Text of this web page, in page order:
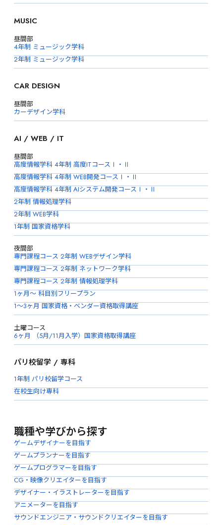
MUSIC
昼間部
4年制 ミュージック学科
2年制 ミュージック学科
CAR DESIGN
昼間部
カーデザイン学科
AI / WEB / IT
昼間部
高度情報学科 4年制 高度ITコースⅠ・Ⅱ
高度情報学科 4年制 WEB開発コースⅠ・Ⅱ
高度情報学科 4年制 AIシステム開発コースⅠ・Ⅱ
2年制 情報処理学科
2年制 WEB学科
1年制 国家資格学科
夜間部
専門課程コース 2年制 WEBデザイン学科
専門課程コース 2年制 ネットワーク学科
専門課程コース 2年制 情報処理学科
1ヶ月〜 科目別フリープラン
1〜3ヶ月 国家資格・ベンダー資格取得講座
土曜コース
6ヶ月 （5月/11月入学）国家資格取得講座
パリ校留学 / 専科
1年制 パリ校留学コース
在校生向け専科
職種や学びから探す
ゲームデザイナーを目指す
ゲームプランナーを目指す
ゲームプログラマーを目指す
CG・映像クリエイターを目指す
デザイナー・イラストレーターを目指す
アニメーターを目指す
サウンドエンジニア・サウンドクリエイターを目指す